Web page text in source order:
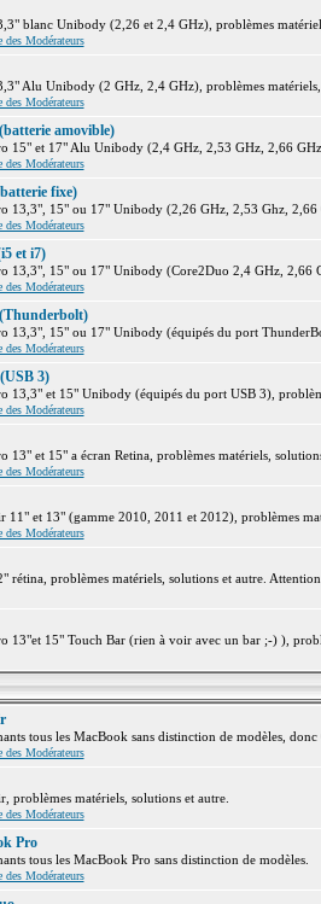
blanc Unibody (2,26 et 2,4 GHz), problèmes
des Modérateurs
Alu Unibody (2 GHz, 2,4 GHz), problèmes matériels,
des Modérateurs
amovible)
15" et 17" Alu Unibody (2,4 GHz, 2,53 GHz, 2,66
des Modérateurs
fixe)
13,3", 15" ou 17" Unibody (2,26 GHz, 2,53 Ghz, 2,66
des Modérateurs
et i7)
13,3", 15" ou 17" Unibody (Core2Duo 2,4 GHz, 2,66
des Modérateurs
13,3", 15" ou 17" Unibody (équipés du port
des Modérateurs
3)
13,3" et 15" Unibody (équipés du port USB 3),
des Modérateurs
13" et 15" a écran Retina, problèmes matériels,
des Modérateurs
11" et 13" (gamme 2010, 2011 et 2012), problèmes
des Modérateurs
rétina, problèmes matériels, solutions et autre.
13"et 15" Touch Bar (rien à voir avec un bar ;-) ),
tous les MacBook sans distinction de modèles,
des Modérateurs
problèmes matériels, solutions et autre.
des Modérateurs
Pro
tous les MacBook Pro sans distinction de modèles.
des Modérateurs